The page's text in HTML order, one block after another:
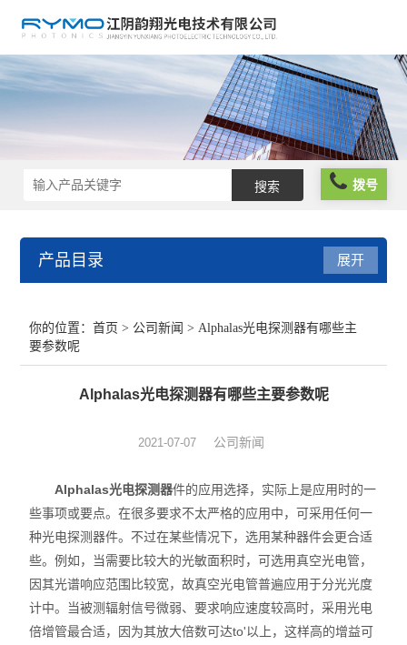
拨号
产品目录
光谱仪器
光学元件
光纤器件
展开
你的位置：首页 > 公司新闻 > Alphalas光电探测器有哪些主
要参数呢
Alphalas光电探测器有哪些主要参数呢
2021-07-07 公司新闻
Alphalas光电探测器件的应用选择，实际上是应用时的一
些事项或要点。在很多要求不太严格的应用中，可采用任何一
种光电探测器件。不过在某些情况下，选用某种器件会更合适
些。例如，当需要比较大的光敏面积时，可选用真空光电管，
因其光谱响应范围比较宽，故真空光电管普遍应用于分光光度
计中。当被测辐射信号微弱、要求响应速度较高时，采用光电
倍增管最合适，因为其放大倍数可达to'以上，这样高的增益可